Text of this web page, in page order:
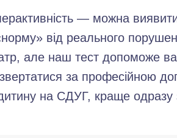
— можна
від реального
але наш тест допоможе
за професійною
на СДУГ, краще одразу